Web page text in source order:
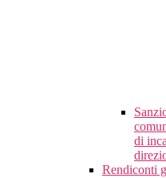
di
Rendiconti